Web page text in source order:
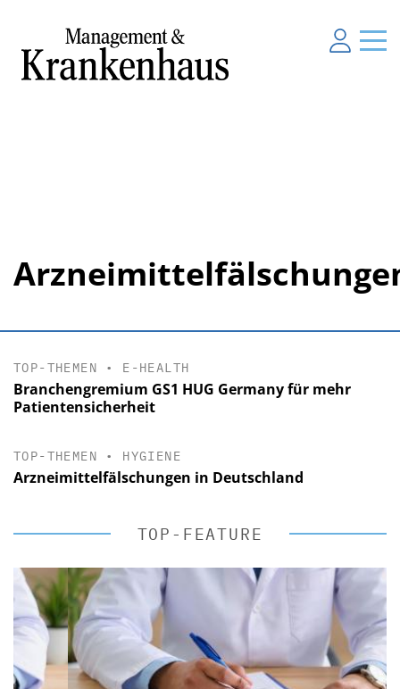
TOP-THEMEN • E-HEALTH
Branchengremium GS1 HUG Germany für mehr
Patientensicherheit
TOP-THEMEN • HYGIENE
Arzneimittelfälschungen in Deutschland
TOP-FEATURE